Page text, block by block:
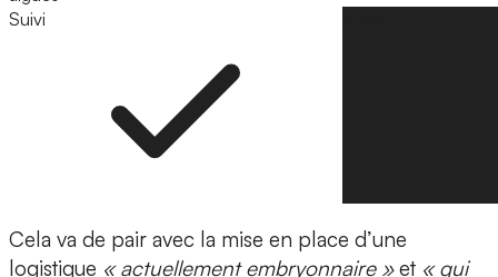
Suivi
Cela va de pair avec la mise en place d’une
logistique « actuellement embryonnaire »et « qui